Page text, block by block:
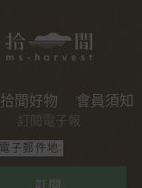
拾間好物 會員須知
訂閱電子報
訂閱